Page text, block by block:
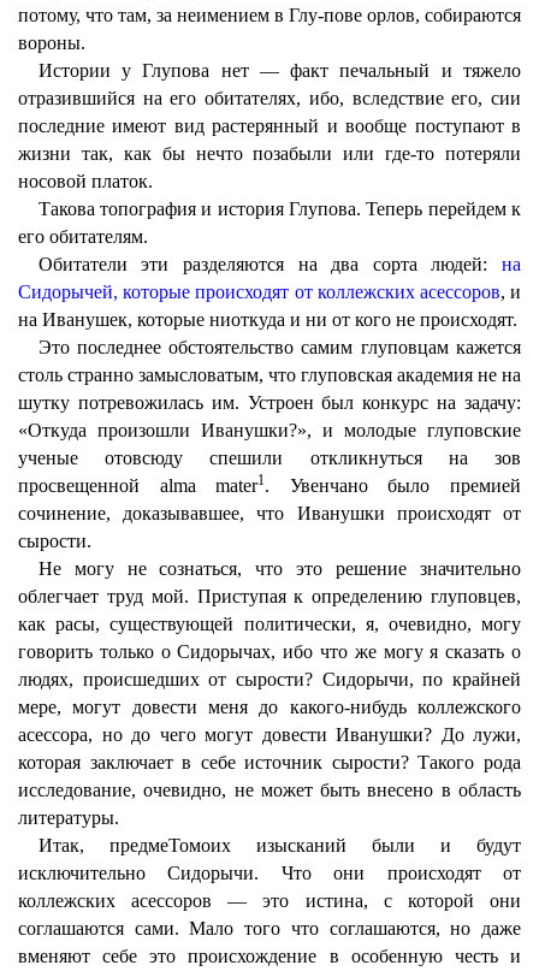
потому, что там, за неимением в Глу-пове орлов, собираются
вороны.
Истории у Глупова нет — факт печальный и тяжело
отразившийся на его обитателях, ибо, вследствие его, сии
последние имеют вид растерянный и вообще поступают в
жизни так, как бы нечто позабыли или где-то потеряли
носовой платок.
Такова топография и история Глупова. Теперь перейдем к
его обитателям.
Обитатели эти разделяются на два сорта людей: на
Сидорычей, которые происходят от коллежских асессоров, и
на Иванушек, которые ниоткуда и ни от кого не происходят.
Это последнее обстоятельство самим глуповцам кажется
столь странно замысловатым, что глуповская академия не на
шутку потревожилась им. Устроен был конкурс на задачу:
«Откуда произошли Иванушки?», и молодые глуповские
ученые отовсюду спешили откликнуться на зов
просвещенной alma mater1. Увенчано было премией
сочинение, доказывавшее, что Иванушки происходят от
сырости.
Не могу не сознаться, что это решение значительно
облегчает труд мой. Приступая к определению глуповцев,
как расы, существующей политически, я, очевидно, могу
говорить только о Сидорычах, ибо что же могу я сказать о
людях, происшедших от сырости? Сидорычи, по крайней
мере, могут довести меня до какого-нибудь коллежского
асессора, но до чего могут довести Иванушки? До лужи,
которая заключает в себе источник сырости? Такого рода
исследование, очевидно, не может быть внесено в область
литературы.
Итак, предмеТомоих изысканий были и будут
исключительно Сидорычи. Что они происходят от
коллежских асессоров — это истина, с которой они
соглашаются сами. Мало того что соглашаются, но даже
вменяют себе это происхождение в особенную честь и